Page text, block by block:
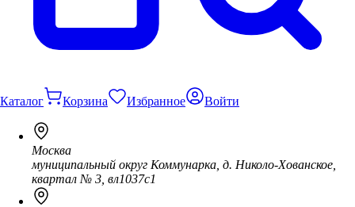
Каталог Корзина Избранное Войти
Москва
муниципальный округ Коммунарка, д. Николо-Хованское,
квартал № 3, вл1037с1